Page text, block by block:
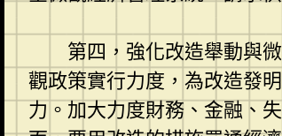
第四，強化改造舉動與
觀政策實行力度，為改造發
力。加大力度財務、金融、